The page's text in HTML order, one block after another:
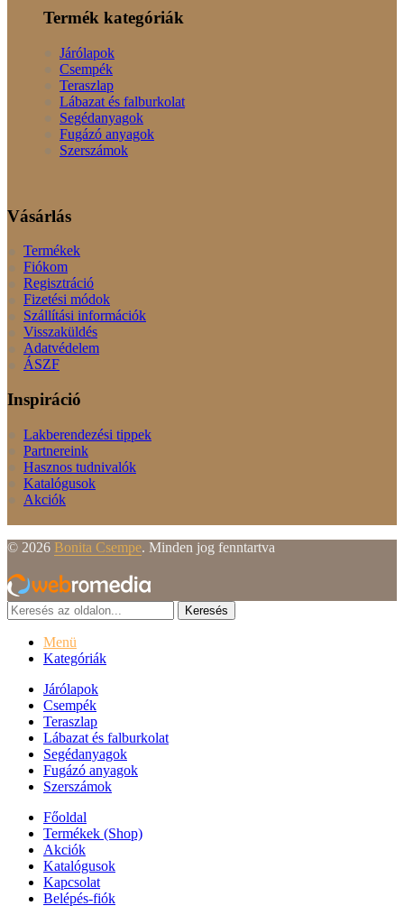
Termék kategóriák
Járólapok
Csempék
Teraszlap
Lábazat és falburkolat
Segédanyagok
Fugázó anyagok
Szerszámok
Vásárlás
Termékek
Fiókom
Regisztráció
Fizetési módok
Szállítási információk
Visszaküldés
Adatvédelem
ÁSZF
Inspiráció
Lakberendezési tippek
Partnereink
Hasznos tudnivalók
Katalógusok
Akciók
© 2026 Bonita Csempe. Minden jog fenntartva
Keresés
Menü
Kategóriák
Járólapok
Csempék
Teraszlap
Lábazat és falburkolat
Segédanyagok
Fugázó anyagok
Szerszámok
Főoldal
Termékek (Shop)
Akciók
Katalógusok
Kapcsolat
Belépés-fiók